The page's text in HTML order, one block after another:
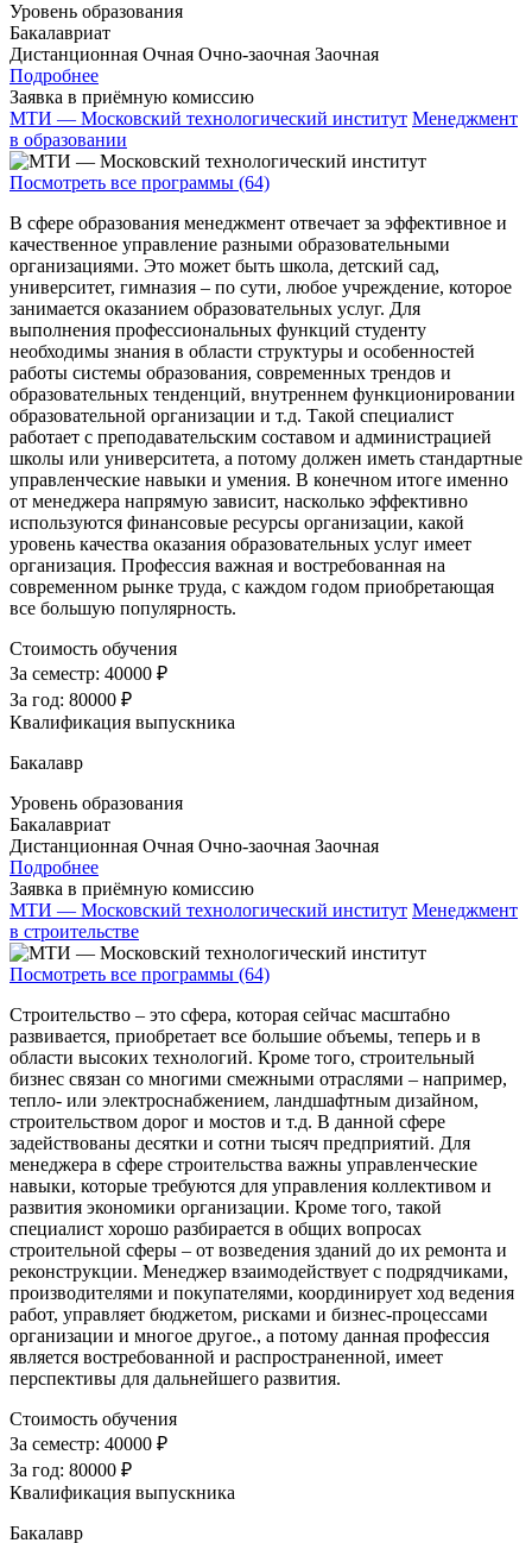
Уровень образования
Бакалавриат
Дистанционная Очная Очно-заочная Заочная
Подробнее
Заявка в приёмную комиссию
МТИ — Московский технологический институт Менеджмент
в образовании
Посмотреть все программы (64)
В сфере образования менеджмент отвечает за эффективное и
качественное управление разными образовательными
организациями. Это может быть школа, детский сад,
университет, гимназия – по сути, любое учреждение, которое
занимается оказанием образовательных услуг. Для
выполнения профессиональных функций студенту
необходимы знания в области структуры и особенностей
работы системы образования, современных трендов и
образовательных тенденций, внутреннем функционировании
образовательной организации и т.д. Такой специалист
работает с преподавательским составом и администрацией
школы или университета, а потому должен иметь стандартные
управленческие навыки и умения. В конечном итоге именно
от менеджера напрямую зависит, насколько эффективно
используются финансовые ресурсы организации, какой
уровень качества оказания образовательных услуг имеет
организация. Профессия важная и востребованная на
современном рынке труда, с каждом годом приобретающая
все большую популярность.
Стоимость обучения
За семестр: 40000 ₽
За год: 80000 ₽
Квалификация выпускника
Бакалавр
Уровень образования
Бакалавриат
Дистанционная Очная Очно-заочная Заочная
Подробнее
Заявка в приёмную комиссию
МТИ — Московский технологический институт Менеджмент
в строительстве
Посмотреть все программы (64)
Строительство – это сфера, которая сейчас масштабно
развивается, приобретает все большие объемы, теперь и в
области высоких технологий. Кроме того, строительный
бизнес связан со многими смежными отраслями – например,
тепло- или электроснабжением, ландшафтным дизайном,
строительством дорог и мостов и т.д. В данной сфере
задействованы десятки и сотни тысяч предприятий. Для
менеджера в сфере строительства важны управленческие
навыки, которые требуются для управления коллективом и
развития экономики организации. Кроме того, такой
специалист хорошо разбирается в общих вопросах
строительной сферы – от возведения зданий до их ремонта и
реконструкции. Менеджер взаимодействует с подрядчиками,
производителями и покупателями, координирует ход ведения
работ, управляет бюджетом, рисками и бизнес-процессами
организации и многое другое., а потому данная профессия
является востребованной и распространенной, имеет
перспективы для дальнейшего развития.
Стоимость обучения
За семестр: 40000 ₽
За год: 80000 ₽
Квалификация выпускника
Бакалавр